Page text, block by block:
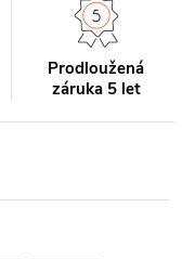
Prodloužená
záruka 5 let